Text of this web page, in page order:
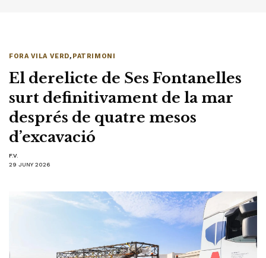
FORA VILA VERD, PATRIMONI
El derelicte de Ses Fontanelles
surt definitivament de la mar
després de quatre mesos
d’excavació
F.V.
29 JUNY 2026